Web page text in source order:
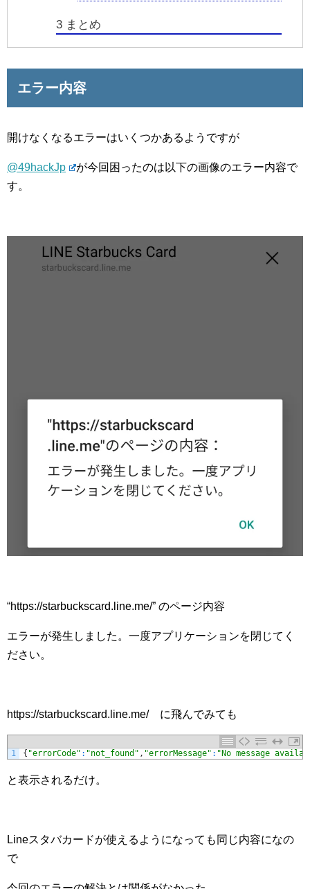
3 まとめ
エラー内容
開けなくなるエラーはいくつかあるようですが
@49hackJp
が今回困ったのは以下の画像のエラー内容で
す。
“https://starbuckscard.line.me/” のページ内容
エラーが発生しました。一度アプリケーションを閉じてく
ださい。
https://starbuckscard.line.me/ に飛んでみても
1 { "errorCode" : "not_found" , "errorMessage" : "No message
と表示されるだけ。
Lineスタバカードが使えるようになっても同じ内容になの
で